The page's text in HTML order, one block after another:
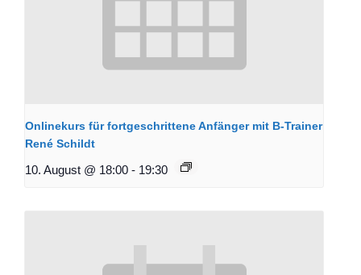
Onlinekurs für fortgeschrittene Anfänger mit B-Trainer
René Schildt
10. August @ 18:00 - 19:30